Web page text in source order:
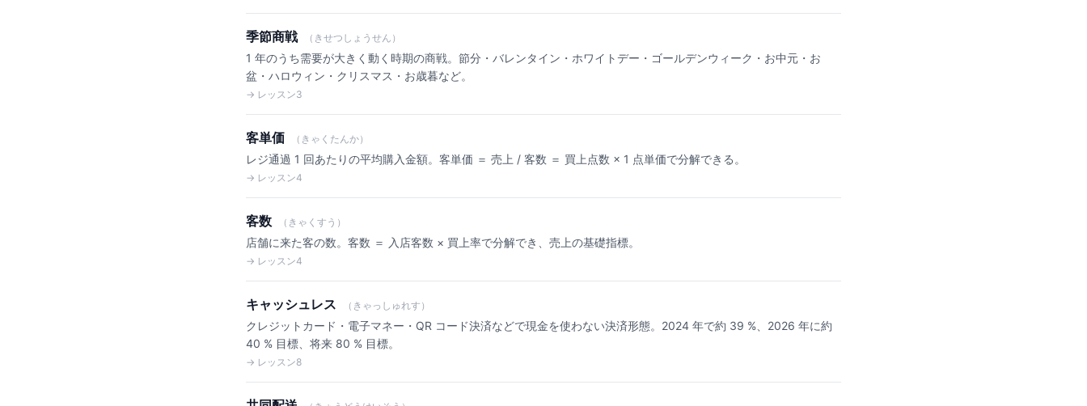
季節商戦 （きせつしょうせん）
1 年のうち需要が大きく動く時期の商戦。節分・バレンタイン・ホワイトデー・ゴールデンウィーク・お中元・お
盆・ハロウィン・クリスマス・お歳暮など。
→ レッスン3
客単価 （きゃくたんか）
レジ通過 1 回あたりの平均購入金額。客単価 ＝ 売上 / 客数 ＝ 買上点数 × 1 点単価で分解できる。
→ レッスン4
客数 （きゃくすう）
店舗に来た客の数。客数 ＝ 入店客数 × 買上率で分解でき、売上の基礎指標。
→ レッスン4
キャッシュレス （きゃっしゅれす）
クレジットカード・電子マネー・QR コード決済などで現金を使わない決済形態。2024 年で約 39 %、2026 年に約
40 % 目標、将来 80 % 目標。
→ レッスン8